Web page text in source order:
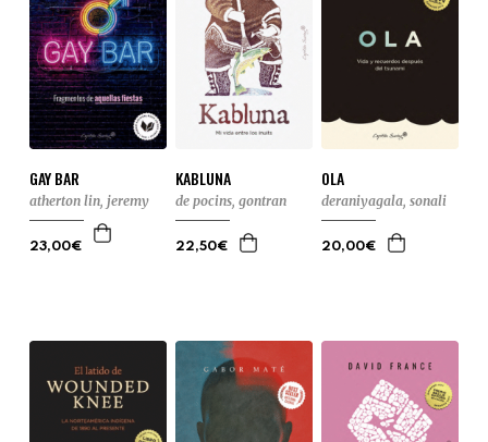
GAY BAR
atherton lin, jeremy
23,00€
KABLUNA
de pocins, gontran
22,50€
OLA
deraniyagala, sonali
20,00€